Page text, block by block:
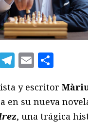
Telegram
Email
y escritor
en su nueva
, una trágica